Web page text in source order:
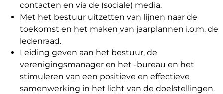
contacten en via de (sociale) media.
Met het bestuur uitzetten van lijnen naar de
toekomst en het maken van jaarplannen i.o.m. de
ledenraad.
Leiding geven aan het bestuur, de
verenigingsmanager en het -bureau en het
stimuleren van een positieve en effectieve
samenwerking in het licht van de doelstellingen.